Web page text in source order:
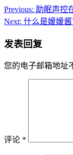
Previous: 助眠声控
Next: 什么是媛媛酱
发表回复
您的电子邮箱地址
评论 *